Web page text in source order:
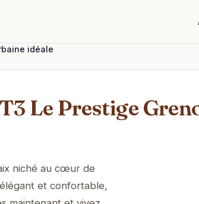
idéale
Le Prestige
niché au cœur de
et confortable,